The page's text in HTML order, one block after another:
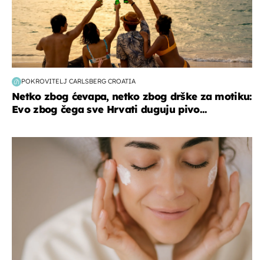
POKROVITELJ CARLSBERG CROATIA
Netko zbog ćevapa, netko zbog drške za motiku:
Evo zbog čega sve Hrvati duguju pivo...
moda & ljepota